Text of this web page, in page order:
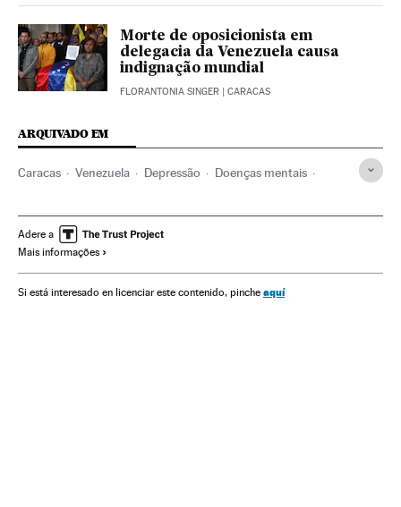
Morte de oposicionista em
delegacia da Venezuela causa
indignação mundial
FLORANTONIA SINGER | CARACAS
ARQUIVADO EM
Caracas Venezuela Depressão Doenças mentais
Medicina Saúde Nicolás Maduro
Adere a
Mais informações
Si está interesado en licenciar este contenido, pinche aquí